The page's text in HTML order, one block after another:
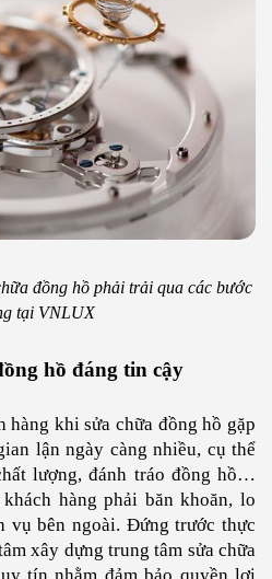
đồng hồ phải trải qua các bước
tại VNLUX
hồ đáng tin cậy
hàng khi sửa chữa đồng hồ gặp
lận ngày càng nhiều, cụ thể
lượng, đánh tráo đồng hồ…
hàng phải băn khoăn, lo
vụ bên ngoài. Đứng trước thực
xây dựng trung tâm sửa chữa